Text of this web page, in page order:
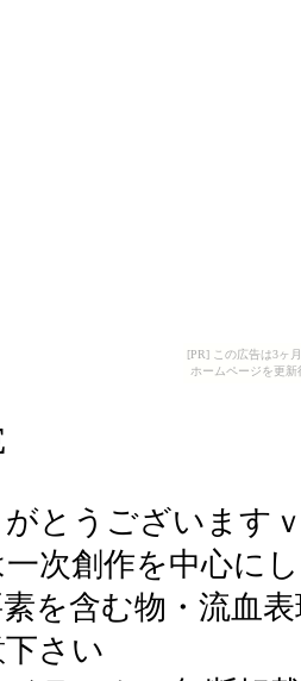
[PR] この広告は3ヶ
ホームページを更
とうございます
創作を中心にし
含む物・流血表
さい